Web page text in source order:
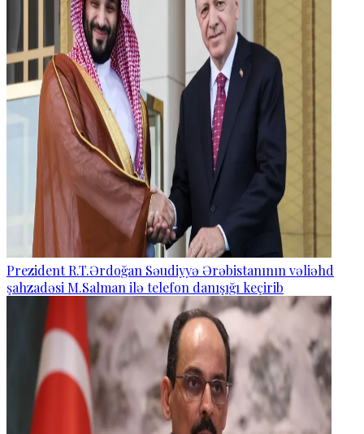
Prezident R.T.Ərdoğan Səudiyyə Ərəbistanının vəliəhd
şahzadəsi M.Salman ilə telefon danışığı keçirib